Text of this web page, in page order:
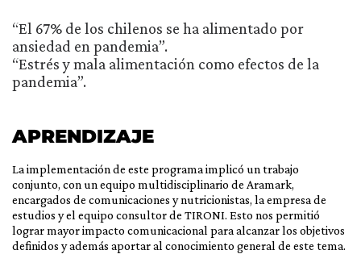
“El 67% de los chilenos se ha alimentado por
ansiedad en pandemia”.
“Estrés y mala alimentación como efectos de la
pandemia”.
APRENDIZAJE
La implementación de este programa implicó un trabajo
conjunto, con un equipo multidisciplinario de Aramark,
encargados de comunicaciones y nutricionistas, la empresa de
estudios y el equipo consultor de TIRONI. Esto nos permitió
lograr mayor impacto comunicacional para alcanzar los objetivos
definidos y además aportar al conocimiento general de este tema.